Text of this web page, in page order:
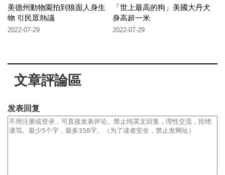
美德州動物園拍到狼面人身生
物 引民眾熱議
2022-07-29
「世上最高的狗」美國大丹犬
身高超一米
2022-07-29
文章評論區
发表回复